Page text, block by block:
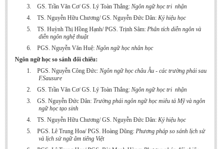
BA, MA, PhD. Theses
CONFERENCE
Studies on Vietnamese and Korean Literature and Films
Modernization process in Japanese literature and in the literatures of
East-Asian region
Studies on Sinology & Nom
Vietnamese and Japanese Literature Viewed from an East Asian
Perspective
To Build a Standard Orthography in Schools and the Media
3.
GS. Trần Văn Cơ/ GS. Lý Toàn Thắng: Ngôn ngữ học tri nhận
4.
TS. Nguyễn Hữu Chương/ GS. Nguyễn Đức Dân: Ký hiệu học
5.
TS. Huỳnh Thị Hồng Hạnh/ PGS. Trịnh Sâm: Phân tích diễn ngôn và
diễn ngôn nghệ thuật
6.
PGS. Nguyễn Văn Huệ: Ngôn ngữ học nhân học
Ngôn ngữ học so sánh đối chiếu:
1.
PGS. Nguyễn Công Đức: Ngôn ngữ học châu Âu - các trường phái sau
F.Sausure
2.
GS. Trần Văn Cơ/ GS. Lý Toàn Thắng: Ngôn ngữ học tri nhận
3.
GS. Nguyễn Đức Dân: Trường phái ngôn ngữ học miêu tả Mỹ và ngôn
ngữ học tạo sinh
4.
TS. Nguyễn Hữu Chương/ GS. Nguyễn Đức Dân: Ký hiệu học
5.
PGS. Lê Trung Hoa/ PGS. Hoàng Dũng: Phương pháp so sánh lịch sử
và lịch sử ngữ âm tiếng Việt